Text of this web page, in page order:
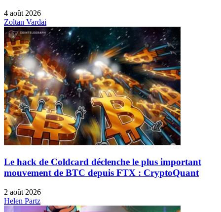
4 août 2026
Zoltan Vardai
Le hack de Coldcard déclenche le plus important
mouvement de BTC depuis FTX : CryptoQuant
2 août 2026
Helen Partz